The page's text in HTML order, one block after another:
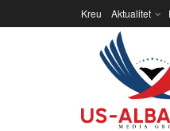
Kreu Aktualitet